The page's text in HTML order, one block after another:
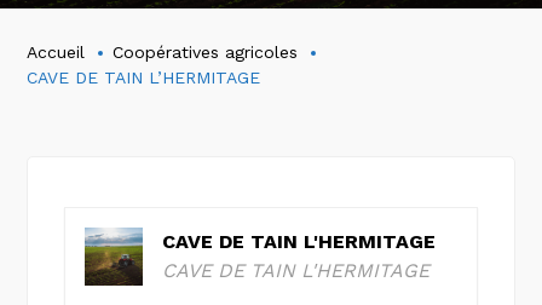
Accueil
Coopératives agricoles
CAVE DE TAIN L’HERMITAGE
CAVE DE TAIN L'HERMITAGE
CAVE DE TAIN L'HERMITAGE